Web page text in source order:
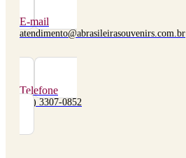
E-mail
atendimento@abrasileirasouvenirs.com.br
Telefone
(48) 3307-0852